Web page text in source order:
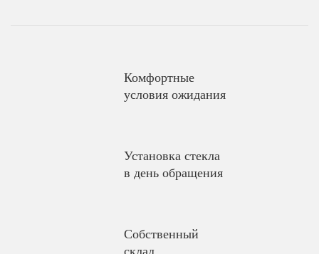
Комфортные
условия ожидания
Установка стекла
в день обращения
Собственный
склад